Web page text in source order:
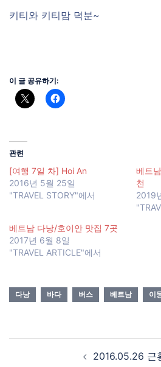
키티와 키티맘 덕분~
이 글 공유하기:
관련
[여행 7일 차] Hoi An
2016년 5월 25일
"TRAVEL STORY"에서
베트
천
2019
베트남 다낭/호이안 맛집 7곳
2017년 6월 8일
"TRAVEL ARTICLE"에서
다낭 바다 버스 베트남 이
2016.05.26 근